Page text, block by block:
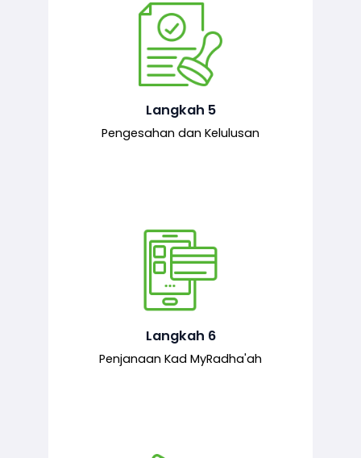
Langkah 5
Pengesahan dan Kelulusan
Pegawai pelulus menilai permohonan
dan memberi pengesahan serta
kelulusan akhir sekiranya semuanya
mematuhi syarat ditetapkan.
Langkah 6
Penjanaan Kad MyRadha'ah
Setelah permohonan diluluskan, kad
MyRadha’ah akan dijana.